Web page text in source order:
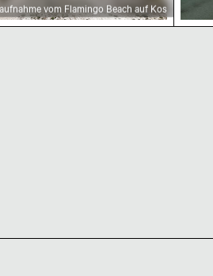
vom Flamingo Beach auf Kos